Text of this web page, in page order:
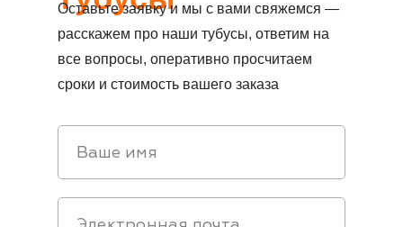
Оставьте заявку и мы с вами свяжемся —
расскажем про наши тубусы, ответим на
все вопросы, оперативно просчитаем
сроки и стоимость вашего заказа